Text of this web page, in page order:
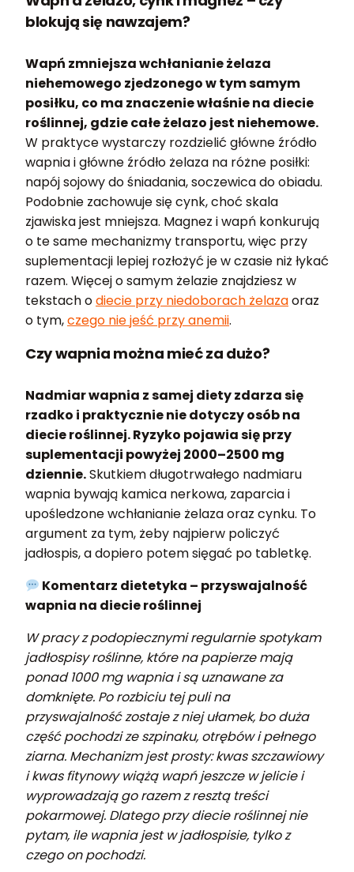
blokują się nawzajem?
Wapń zmniejsza wchłanianie żelaza
niehemowego zjedzonego w tym samym
posiłku, co ma znaczenie właśnie na diecie
roślinnej, gdzie całe żelazo jest niehemowe.
W praktyce wystarczy rozdzielić główne źródło
wapnia i główne źródło żelaza na różne posiłki:
napój sojowy do śniadania, soczewica do obiadu.
Podobnie zachowuje się cynk, choć skala
zjawiska jest mniejsza. Magnez i wapń konkurują
o te same mechanizmy transportu, więc przy
suplementacji lepiej rozłożyć je w czasie niż łykać
razem. Więcej o samym żelazie znajdziesz w
tekstach odiecie przy niedoborach żelazaoraz
o tym,czego nie jeść przy anemii.
Czy wapnia można mieć za dużo?
Nadmiar wapnia z samej diety zdarza się
rzadko i praktycznie nie dotyczy osób na
diecie roślinnej. Ryzyko pojawia się przy
suplementacji powyżej 2000–2500 mg
dziennie.Skutkiem długotrwałego nadmiaru
wapnia bywają kamica nerkowa, zaparcia i
upośledzone wchłanianie żelaza oraz cynku. To
argument za tym, żeby najpierw policzyć
jadłospis, a dopiero potem sięgać po tabletkę.
Komentarz dietetyka – przyswajalność
wapnia na diecie roślinnej
W pracy z podopiecznymi regularnie spotykam
jadłospisy roślinne, które na papierze mają
ponad 1000 mg wapnia i są uznawane za
domknięte. Po rozbiciu tej puli na
przyswajalność zostaje z niej ułamek, bo duża
część pochodzi ze szpinaku, otrębów i pełnego
ziarna. Mechanizm jest prosty: kwas szczawiowy
i kwas fitynowy wiążą wapń jeszcze w jelicie i
wyprowadzają go razem z resztą treści
pokarmowej. Dlatego przy diecie roślinnej nie
pytam, ile wapnia jest w jadłospisie, tylko z
czego on pochodzi.